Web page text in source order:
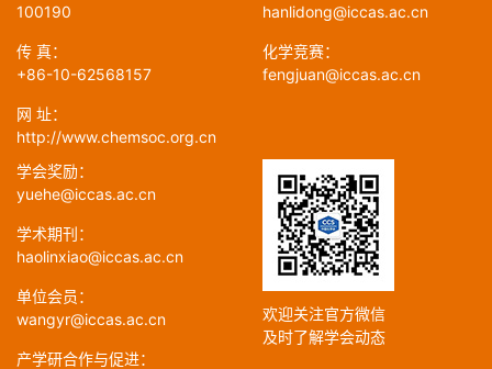
100190
传 真：
+86-10-62568157
网 址：
http://www.chemsoc.org.cn
hanlidong@iccas.ac.cn
化学竞赛：
fengjuan@iccas.ac.cn
学会奖励：
yuehe@iccas.ac.cn
学术期刊：
haolinxiao@iccas.ac.cn
单位会员：
wangyr@iccas.ac.cn
产学研合作与促进：
欢迎关注官方微信
及时了解学会动态